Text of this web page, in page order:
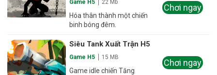
Game H5 22 Mb
Hóa thân thành một chiến
binh bóng đêm.
Chơi ngay
Siêu Tank Xuất Trận H5
Game H5 15 MB
Game idle chiến Tăng
Chơi ngay